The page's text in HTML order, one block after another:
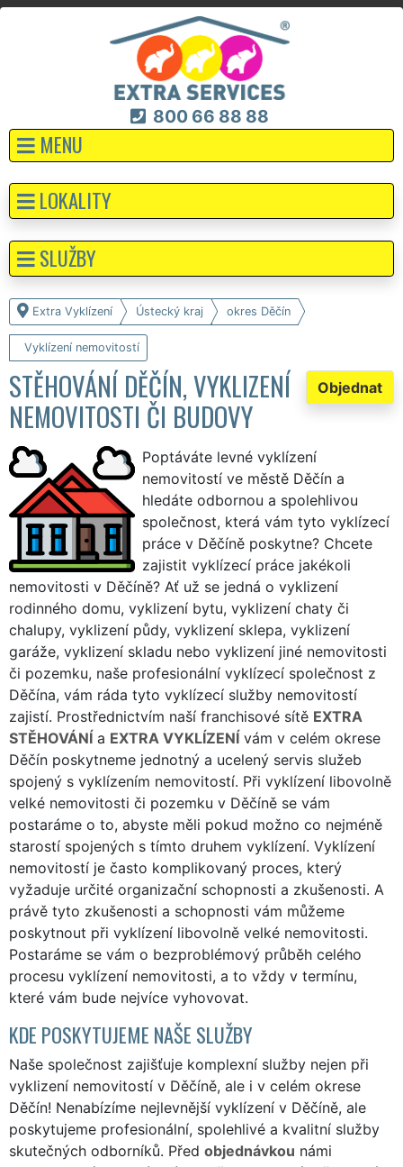
800 66 88 88
MENU
Extra Vyklízení Ústecký kraj okres Děčín
Vyklízení nemovitostí
Objednat
STĚHOVÁNÍ DĚČÍN, VYKLIZENÍ
NEMOVITOSTI ČI BUDOVY
Poptáváte levné vyklízení
nemovitostí ve městě Děčín a
hledáte odbornou a spolehlivou
společnost, která vám tyto vyklízecí
práce v Děčíně poskytne? Chcete
zajistit vyklízecí práce jakékoli
nemovitosti v Děčíně? Ať už se jedná o vyklizení
rodinného domu, vyklizení bytu, vyklizení chaty či
chalupy, vyklizení půdy, vyklizení sklepa, vyklizení
garáže, vyklizení skladu nebo vyklizení jiné nemovitosti
či pozemku, naše profesionální vyklízecí společnost z
Děčína, vám ráda tyto vyklízecí služby nemovitostí
zajistí. Prostřednictvím naší franchisové sítě EXTRA
STĚHOVÁNÍ a EXTRA VYKLÍZENÍ vám v celém okrese
Děčín poskytneme jednotný a ucelený servis služeb
spojený s vyklízením nemovitostí. Při vyklízení libovolně
velké nemovitosti či pozemku v Děčíně se vám
postaráme o to, abyste měli pokud možno co nejméně
starostí spojených s tímto druhem vyklízení. Vyklízení
nemovitostí je často komplikovaný proces, který
vyžaduje určité organizační schopnosti a zkušenosti. A
právě tyto zkušenosti a schopnosti vám můžeme
poskytnout při vyklízení libovolně velké nemovitosti.
Postaráme se vám o bezproblémový průběh celého
procesu vyklízení nemovitosti, a to vždy v termínu,
které vám bude nejvíce vyhovovat.
KDE POSKYTUJEME NAŠE SLUŽBY
Naše společnost zajišťuje komplexní služby nejen při
vyklizení nemovitostí v Děčíně, ale i v celém okrese
Děčín! Nenabízíme nejlevnější vyklízení v Děčíně, ale
poskytujeme profesionální, spolehlivé a kvalitní služby
skutečných odborníků. Před objednávkou námi
LOKALITY
SLUŽBY